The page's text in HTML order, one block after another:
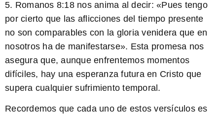
5. Romanos 8:18nos anima al decir: «Pues tengo
por cierto que las aflicciones del tiempo presente
no son comparables con la gloria venidera que en
nosotros ha de manifestarse». Esta promesa nos
asegura que, aunque enfrentemos momentos
difíciles, hay una esperanza futura en Cristo que
supera cualquier sufrimiento temporal.
Recordemos que cada uno de estos versículos es